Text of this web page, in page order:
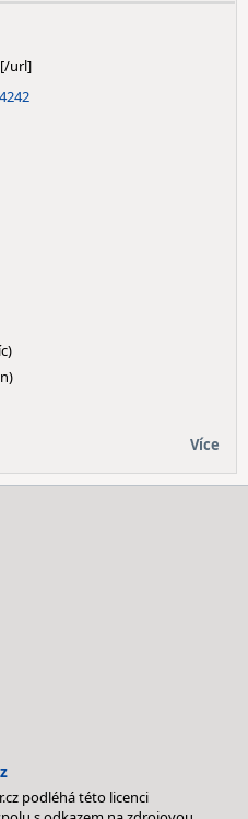
Více
podléhá této licenci